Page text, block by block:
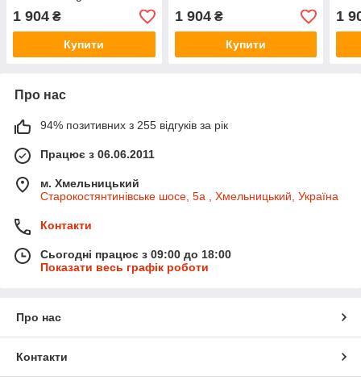
>2008 1.5 dCi — Renault
(Оригінал) - 237310776R
1 904 ₴
Купити
(Оригінал) - 237310776R
1 904₴
Купити
1
Про нас
94% позитивних з 255 відгуків за рік
Працює з 06.06.2011
м. Хмельницький
Старокостянтинівське шосе, 5а , Хмельницький, Україна
Контакти
Сьогодні працює з 09:00 до 18:00
Показати весь графік роботи
Про нас
Контакти